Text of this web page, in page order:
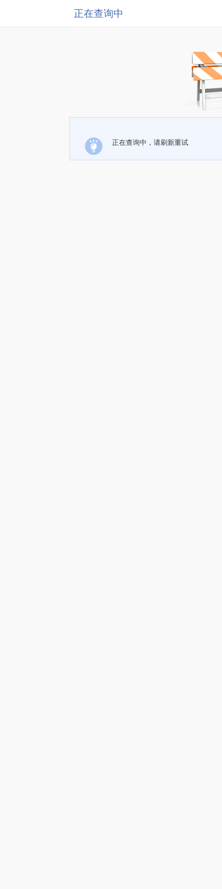
正在查询中
正在查询中，请刷新重试